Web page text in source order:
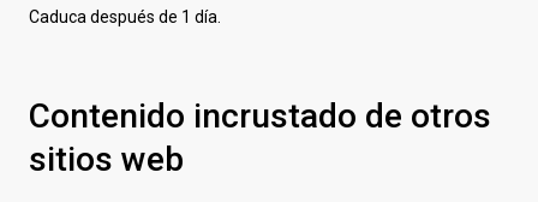
Caduca después de 1 día.
Contenido incrustado de otros
sitios web